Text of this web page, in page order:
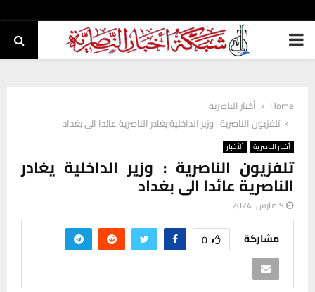
PRIMARY
Home
أخبار الناصرية
تلفزيون الناصرية : وزير الداخلية يغادر الناصرية عائدا الى بغداد
أخبار الناصرية ألأخبار
تلفزيون الناصرية : وزير الداخلية يغادر
الناصرية عائدا الى بغداد
9 مارس، 2024
مشاركة 0